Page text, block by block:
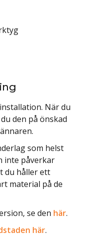
När du
den på önskad
som helst
inte påverkar
du håller ett
material på de
se den här.
här.